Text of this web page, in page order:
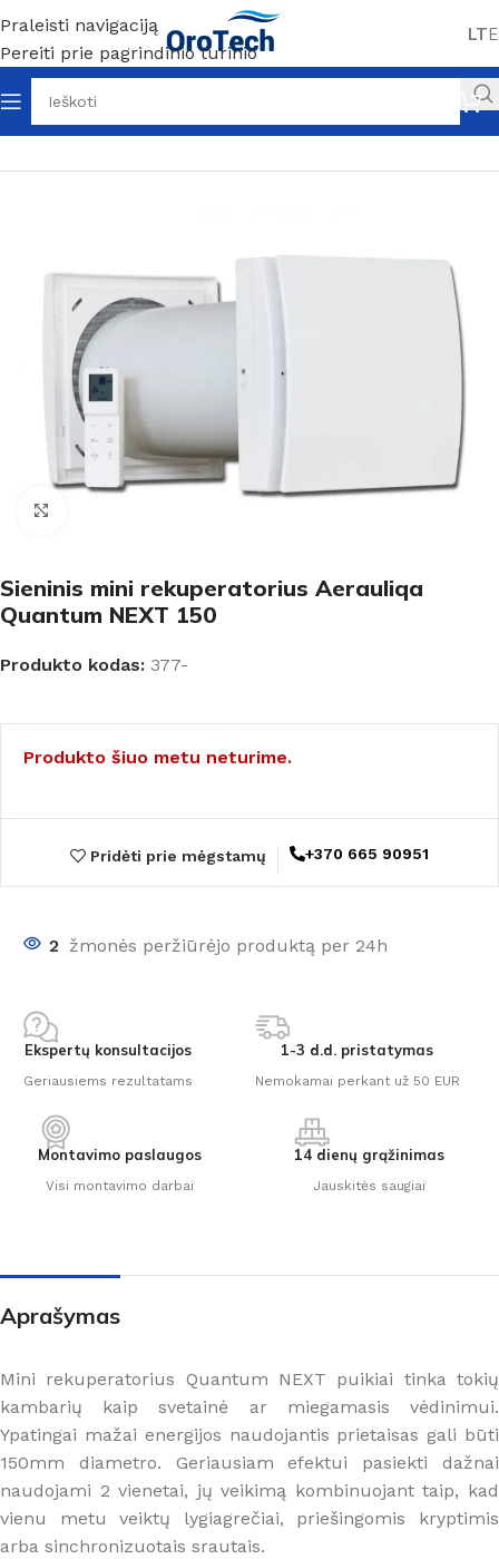
Praleisti navigaciją
Pereiti prie pagrindinio turinio
LT
Pradžia Be kategorijos
Sieninis mini rekuperatorius Aerauliqa
Quantum NEXT 150
Produkto kodas: 377-
Produkto šiuo metu neturime.
Pridėti prie mėgstamų +370 665 90951
2 žmonės peržiūrėjo produktą per 24h
Ekspertų konsultacijos
Geriausiems rezultatams
1-3 d.d. pristatymas
Nemokamai perkant už 50 EUR
Montavimo paslaugos
Visi montavimo darbai
14 dienų grąžinimas
Jauskitės saugiai
Aprašymas
Mini rekuperatorius Quantum NEXT puikiai tinka tokių
kambarių kaip svetainė ar miegamasis vėdinimui.
Ypatingai mažai energijos naudojantis prietaisas gali būti
150mm diametro. Geriausiam efektui pasiekti dažnai
naudojami 2 vienetai, jų veikimą kombinuojant taip, kad
vienu metu veiktų lygiagrečiai, priešingomis kryptimis
arba sinchronizuotais srautais.